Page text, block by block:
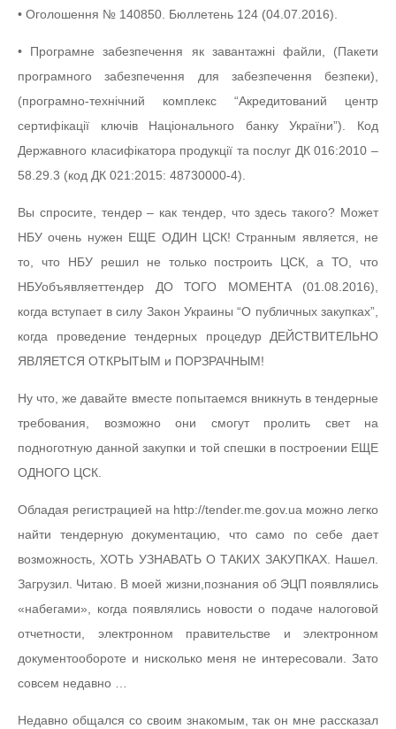
• Оголошення № 140850. Бюллетень 124 (04.07.2016).
• Програмне забезпечення як завантажні файли, (Пакети
програмного забезпечення для забезпечення безпеки),
(програмно-технічний комплекс “Акредитований центр
сертифікації ключів Національного банку України”). Код
Державного класифікатора продукції та послуг ДК 016:2010 –
58.29.3 (код ДК 021:2015: 48730000-4).
Вы спросите, тендер – как тендер, что здесь такого? Может
НБУ очень нужен ЕЩЕ ОДИН ЦСК! Странным является, не
то, что НБУ решил не только построить ЦСК, а ТО, что
НБУобъявляеттендер ДО ТОГО МОМЕНТА (01.08.2016),
когда вступает в силу Закон Украины “О публичных закупках”,
когда проведение тендерных процедур ДЕЙСТВИТЕЛЬНО
ЯВЛЯЕТСЯ ОТКРЫТЫМ и ПОРЗРАЧНЫМ!
Ну что, же давайте вместе попытаемся вникнуть в тендерные
требования, возможно они смогут пролить свет на
подноготную данной закупки и той спешки в построении ЕЩЕ
ОДНОГО ЦСК.
Обладая регистрацией на http://tender.me.gov.ua можно легко
найти тендерную документацию, что само по себе дает
возможность, ХОТЬ УЗНАВАТЬ О ТАКИХ ЗАКУПКАХ. Нашел.
Загрузил. Читаю. В моей жизни,познания об ЭЦП появлялись
«набегами», когда появлялись новости о подаче налоговой
отчетности, электронном правительстве и электронном
документообороте и нисколько меня не интересовали. Зато
совсем недавно …
Недавно общался со своим знакомым, так он мне рассказал